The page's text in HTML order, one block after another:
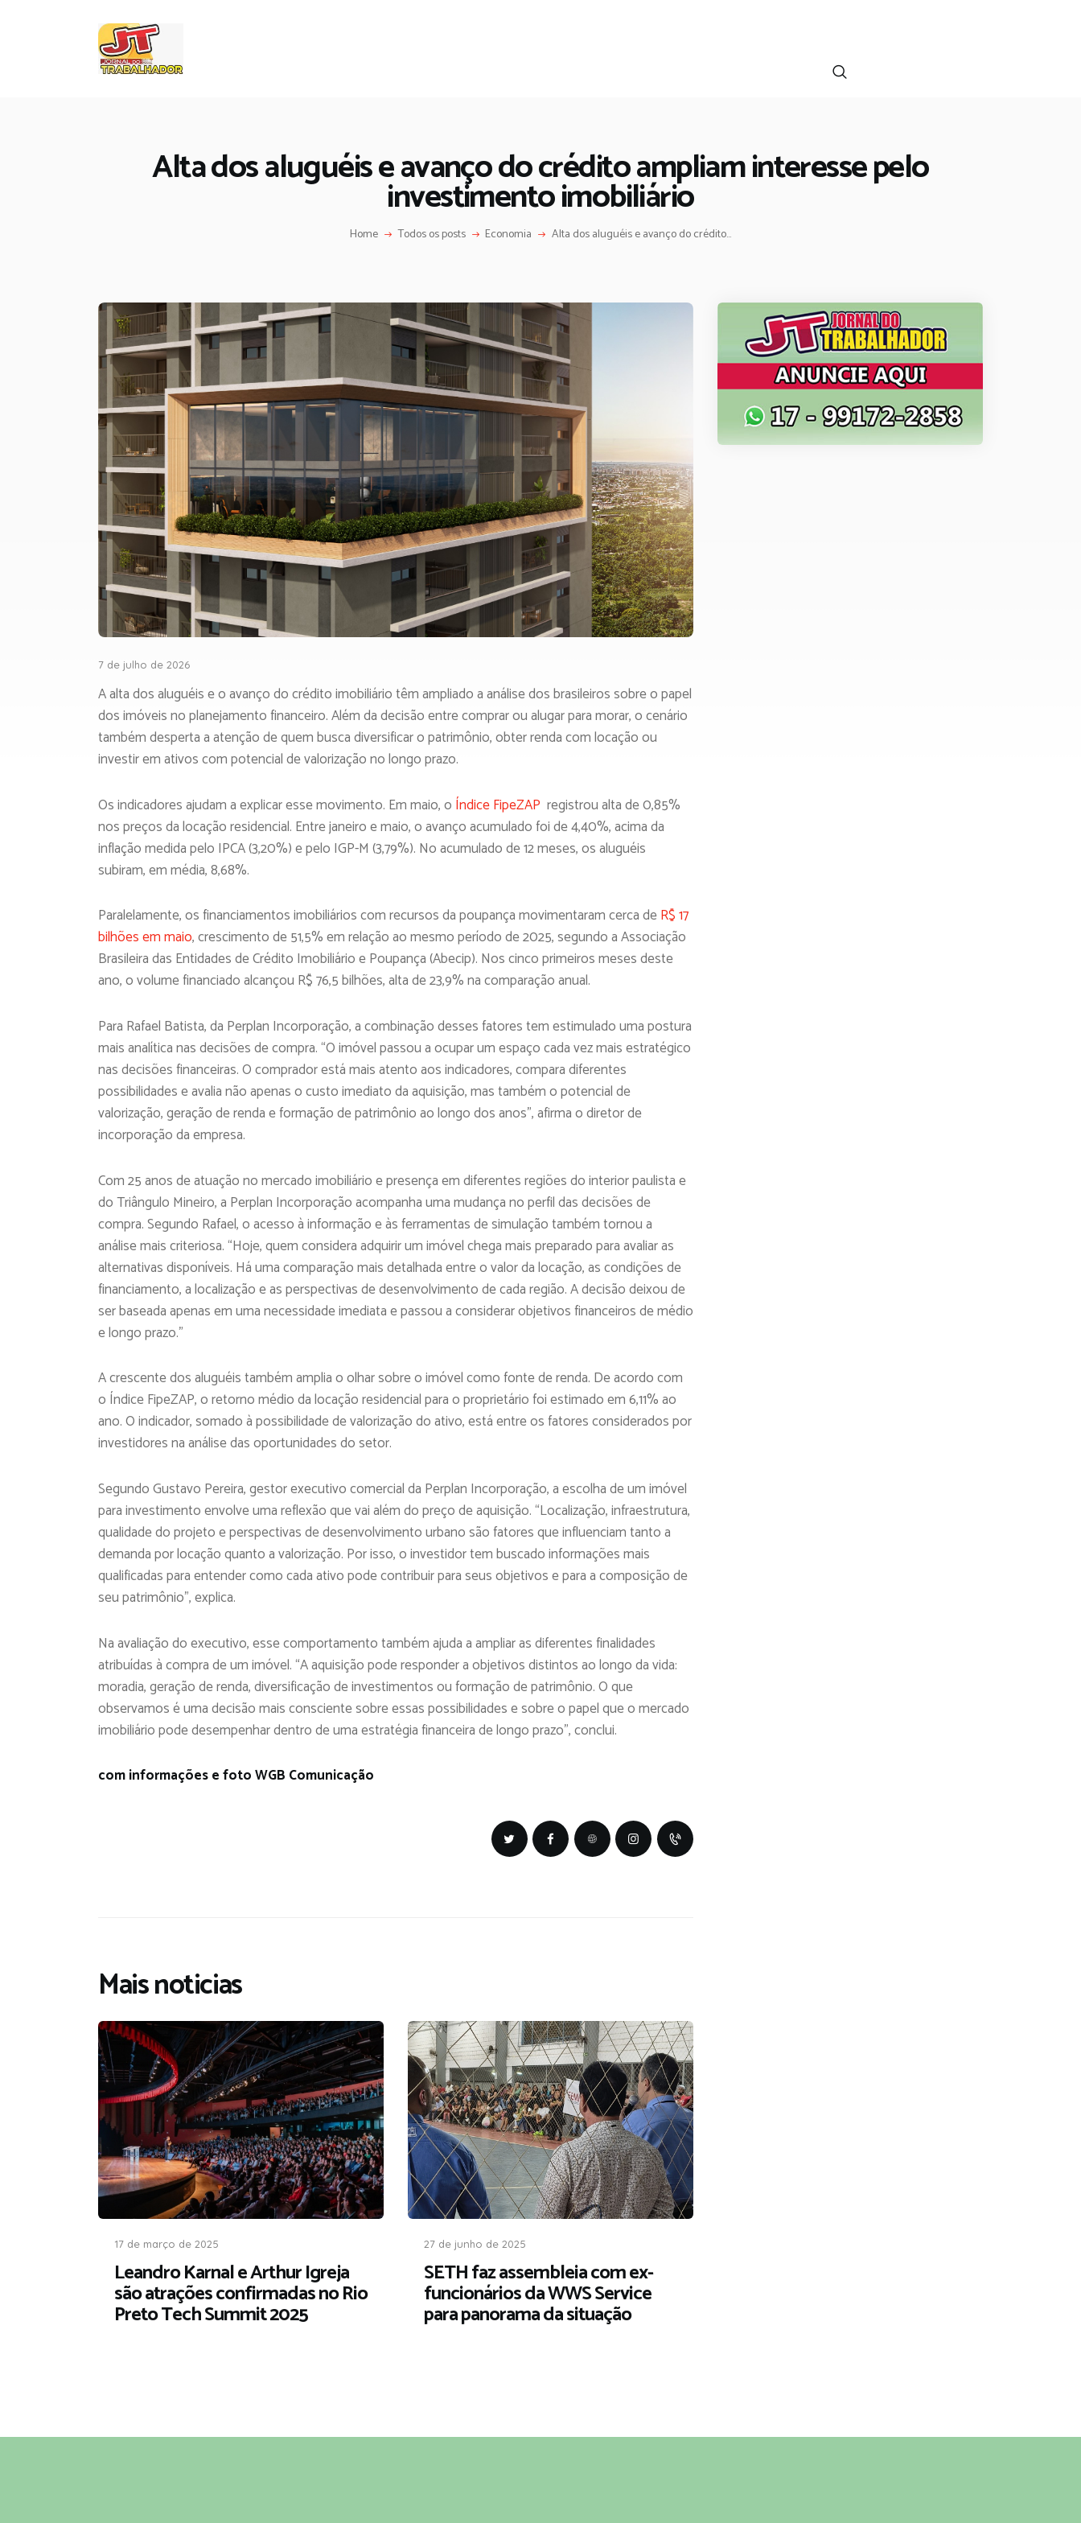
Alta dos aluguéis e avanço do crédito ampliam interesse pelo
investimento imobiliário
Home Todos os posts Economia Alta dos aluguéis e avanço do crédito...
7 de julho de 2026
A alta dos aluguéis e o avanço do crédito imobiliário têm ampliado a análise dos brasileiros sobre o papel
dos imóveis no planejamento financeiro. Além da decisão entre comprar ou alugar para morar, o cenário
também desperta a atenção de quem busca diversificar o patrimônio, obter renda com locação ou
investir em ativos com potencial de valorização no longo prazo.
Os indicadores ajudam a explicar esse movimento. Em maio, o Índice FipeZAP registrou alta de 0,85%
nos preços da locação residencial. Entre janeiro e maio, o avanço acumulado foi de 4,40%, acima da
inflação medida pelo IPCA (3,20%) e pelo IGP-M (3,79%). No acumulado de 12 meses, os aluguéis
subiram, em média, 8,68%.
Paralelamente, os financiamentos imobiliários com recursos da poupança movimentaram cerca deR$ 17
bilhões em maio, crescimento de 51,5% em relação ao mesmo período de 2025, segundo a Associação
Brasileira das Entidades de Crédito Imobiliário e Poupança (Abecip). Nos cinco primeiros meses deste
ano, o volume financiado alcançou R$ 76,5 bilhões, alta de 23,9% na comparação anual.
Para Rafael Batista, da Perplan Incorporação, a combinação desses fatores tem estimulado uma postura
mais analítica nas decisões de compra. “O imóvel passou a ocupar um espaço cada vez mais estratégico
nas decisões financeiras. O comprador está mais atento aos indicadores, compara diferentes
possibilidades e avalia não apenas o custo imediato da aquisição, mas também o potencial de
valorização, geração de renda e formação de patrimônio ao longo dos anos”, afirma o diretor de
incorporação da empresa.
Com 25 anos de atuação no mercado imobiliário e presença em diferentes regiões do interior paulista e
do Triângulo Mineiro, a Perplan Incorporação acompanha uma mudança no perfil das decisões de
compra. Segundo Rafael, o acesso à informação e às ferramentas de simulação também tornou a
análise mais criteriosa. “Hoje, quem considera adquirir um imóvel chega mais preparado para avaliar as
alternativas disponíveis. Há uma comparação mais detalhada entre o valor da locação, as condições de
financiamento, a localização e as perspectivas de desenvolvimento de cada região. A decisão deixou de
ser baseada apenas em uma necessidade imediata e passou a considerar objetivos financeiros de médio
e longo prazo.”
A crescente dos aluguéis também amplia o olhar sobre o imóvel como fonte de renda. De acordo com
o Índice FipeZAP, o retorno médio da locação residencial para o proprietário foi estimado em 6,11% ao
ano. O indicador, somado à possibilidade de valorização do ativo, está entre os fatores considerados por
investidores na análise das oportunidades do setor.
Segundo Gustavo Pereira, gestor executivo comercial da Perplan Incorporação, a escolha de um imóvel
para investimento envolve uma reflexão que vai além do preço de aquisição. “Localização, infraestrutura,
qualidade do projeto e perspectivas de desenvolvimento urbano são fatores que influenciam tanto a
demanda por locação quanto a valorização. Por isso, o investidor tem buscado informações mais
qualificadas para entender como cada ativo pode contribuir para seus objetivos e para a composição de
seu patrimônio”, explica.
Na avaliação do executivo, esse comportamento também ajuda a ampliar as diferentes finalidades
atribuídas à compra de um imóvel. “A aquisição pode responder a objetivos distintos ao longo da vida:
moradia, geração de renda, diversificação de investimentos ou formação de patrimônio. O que
observamos é uma decisão mais consciente sobre essas possibilidades e sobre o papel que o mercado
imobiliário pode desempenhar dentro de uma estratégia financeira de longo prazo”, conclui.
com informações e foto WGB Comunicação
Mais noticias
17 de março de 2025
Leandro Karnal e Arthur Igreja
são atrações confirmadas no Rio
Preto Tech Summit 2025
27 de junho de 2025
SETH faz assembleia com ex-
funcionários da WWS Service
para panorama da situação